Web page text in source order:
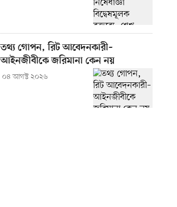
তথ্য গোপন, রিট আবেদনকারী–
আইনজীবীকে জরিমানা কেন নয়
০৪ আগস্ট ২০২৬